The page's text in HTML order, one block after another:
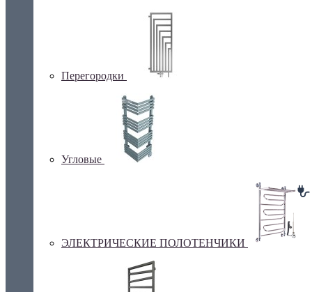
Перегородки
Угловые
ЭЛЕКТРИЧЕСКИЕ ПОЛОТЕНЧИКИ